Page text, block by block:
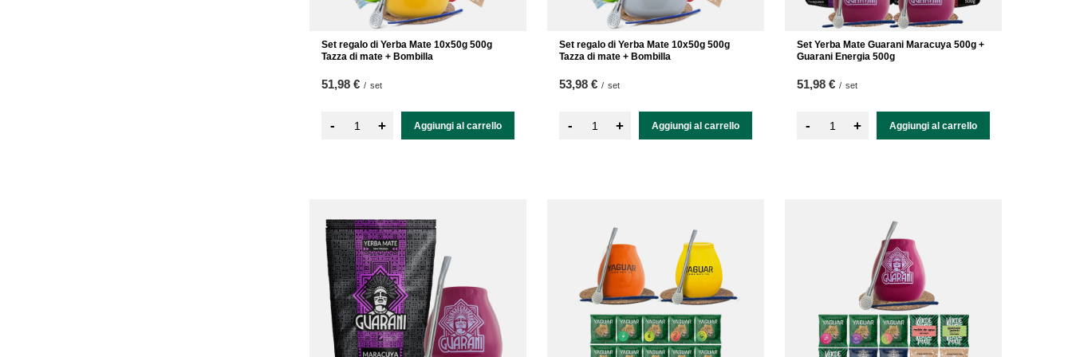
Set regalo di Yerba Mate 10x50g 500g
Tazza di mate + Bombilla
51,98 € / set
- + Aggiungi al carrello
Set regalo di Yerba Mate 10x50g 500g
Tazza di mate + Bombilla
53,98 € / set
- + Aggiungi al carrello
Set Yerba Mate Guarani Maracuya 500g +
Guarani Energia 500g
51,98 € / set
- + Aggiungi al carrello